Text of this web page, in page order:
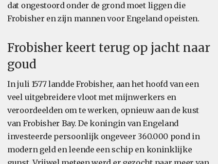
dat ongestoord onder de grond moet liggen die
Frobisher en zijn mannen voor Engeland opeisten.
Frobisher keert terug op jacht naar
goud
In juli 1577 landde Frobisher, aan het hoofd van een
veel uitgebreidere vloot met mijnwerkers en
veroordeelden om te werken, opnieuw aan de kust
van Frobisher Bay. De koningin van Engeland
investeerde persoonlijk ongeveer 360.000 pond in
modern geld en leende een schip en koninklijke